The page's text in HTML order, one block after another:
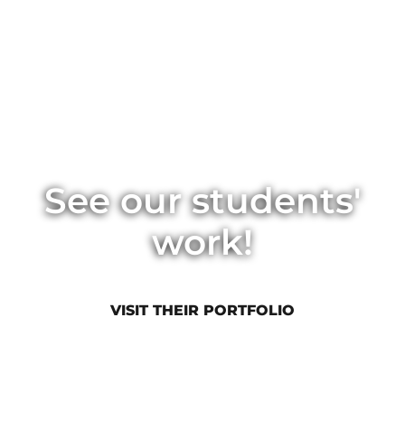
See our students'
work!
VISIT THEIR PORTFOLIO